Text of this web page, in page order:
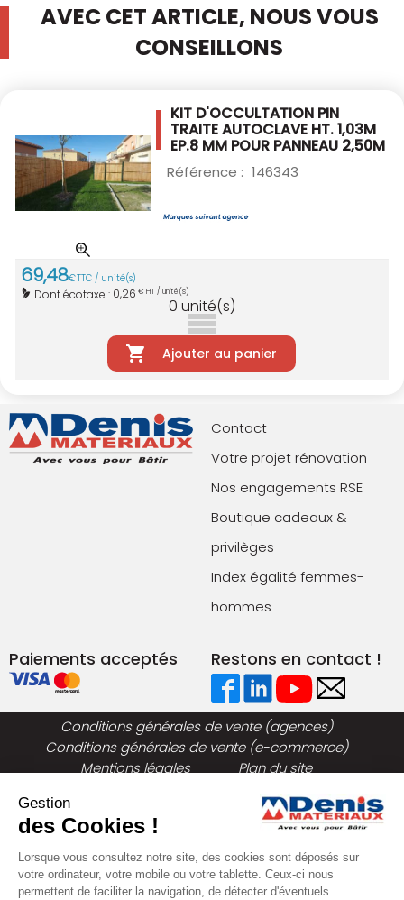
AVEC CET ARTICLE, NOUS VOUS
CONSEILLONS
KIT D'OCCULTATION PIN
TRAITE AUTOCLAVE HT. 1,03M
EP.8 MM POUR PANNEAU 2,50M
Référence : 146343
69,48€TTC / unité(s)
Dont écotaxe : 0,26 € HT / unité(s)
0 unité(s)
Ajouter au panier
Contact
Votre projet rénovation
Nos engagements RSE
Boutique cadeaux &
privilèges
Index égalité femmes-
hommes
Paiements acceptés Restons en contact !
Conditions générales de vente (agences)
Conditions générales de vente (e-commerce)
Mentions légales
Plan du site
Gestion
des Cookies !
Lorsque vous consultez notre site, des cookies sont déposés sur
votre ordinateur, votre mobile ou votre tablette. Ceux-ci nous
permettent de faciliter la navigation, de détecter d'éventuels